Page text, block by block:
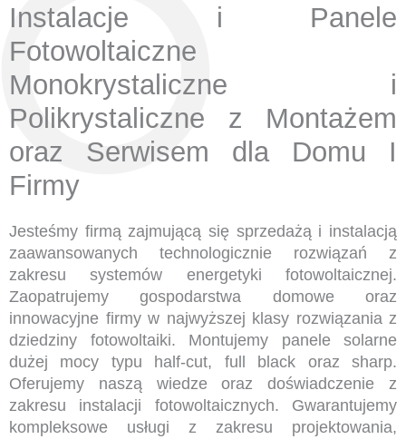
Instalacje i Panele
Fotowoltaiczne
Monokrystaliczne i
Polikrystaliczne z Montażem
oraz Serwisem dla Domu I
Firmy
Jesteśmy firmą zajmującą się sprzedażą i instalacją
zaawansowanych technologicznie rozwiązań z
zakresu systemów energetyki fotowoltaicznej.
Zaopatrujemy gospodarstwa domowe oraz
innowacyjne firmy w najwyższej klasy rozwiązania z
dziedziny fotowoltaiki. Montujemy panele solarne
dużej mocy typu half-cut, full black oraz sharp.
Oferujemy naszą wiedze oraz doświadczenie z
zakresu instalacji fotowoltaicznych. Gwarantujemy
kompleksowe usługi z zakresu projektowania,